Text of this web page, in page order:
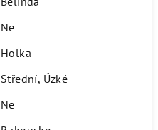
Ne
Holka
Střední, Úzké
Ne